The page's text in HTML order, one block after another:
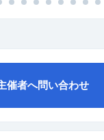
催者へ問い合わせ